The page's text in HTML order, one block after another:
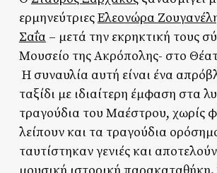
ερμηνεύτριεςΕλεονώρα
Σαΐα – μετά την εκρηκτική τους
Μουσείο της Ακρόπολης- στο
Η συναυλία αυτή είναι ένα
ταξίδι με ιδιαίτερη έμφαση στα
τραγούδια του Μαέστρου, χωρίς
λείπουν και τα τραγούδια
ταυτίστηκαν γενιές και